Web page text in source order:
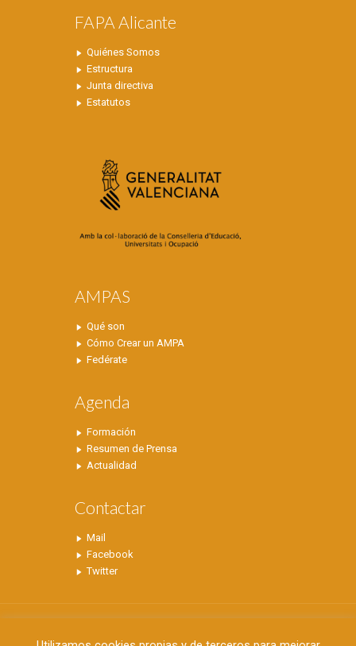
FAPA Alicante
Quiénes Somos
Estructura
Junta directiva
Estatutos
AMPAS
Qué son
Cómo Crear un AMPA
Fedérate
Agenda
Formación
Resumen de Prensa
Actualidad
Contactar
Mail
Facebook
Twitter